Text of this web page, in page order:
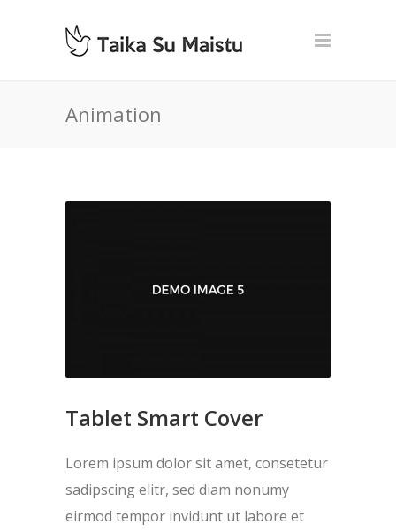
Animation
Tablet Smart Cover
Lorem ipsum dolor sit amet, consetetur
sadipscing elitr, sed diam nonumy
eirmod tempor invidunt ut labore et